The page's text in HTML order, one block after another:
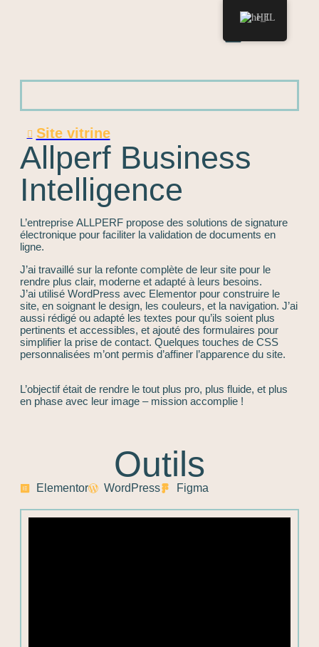
Site vitrine
Allperf Business
Intelligence
L’entreprise ALLPERF propose des solutions de signature
électronique pour faciliter la validation de documents en
ligne.
J’ai travaillé sur la refonte complète de leur site pour le
rendre plus clair, moderne et adapté à leurs besoins.
J’ai utilisé WordPress avec Elementor pour construire le
site, en soignant le design, les couleurs, et la navigation. J’ai
aussi rédigé ou adapté les textes pour qu’ils soient plus
pertinents et accessibles, et ajouté des formulaires pour
simplifier la prise de contact. Quelques touches de CSS
personnalisées m’ont permis d’affiner l’apparence du site.
L’objectif était de rendre le tout plus pro, plus fluide, et plus
en phase avec leur image – mission accomplie !
Outils
Elementor WordPress Figma
HE